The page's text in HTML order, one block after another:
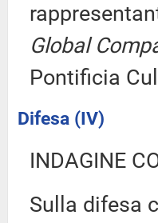
Global
Pontificia
Difesa (IV)
INDAGINE
Sulla difesa